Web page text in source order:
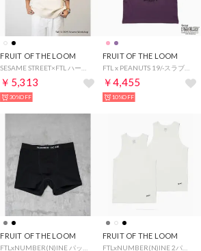
FRUIT OF THE LOOM
￥5,313
30%OFF
FRUIT OF THE LOOM
FTL x PEANUTS 19/-スラブ天竺2 / ピーナッツ スヌーピー 半袖Tシャツ （パープル）
￥4,455
10%OFF
FRUIT OF THE LOOM FRUIT OF THE LOOM
FTLxNUMBER(N)INE 2パックタンクトップ （ホワイト）